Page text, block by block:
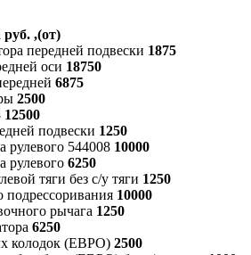
,(от)
передней подвески 1875
оси 18750
6875
2500
12500
подвески 1250
рулевого 544008 10000
рулевого 6250
тяги без с/у тяги 1250
подрессоривания 10000
рычага 1250
6250
колодок (ЕВРО) 2500